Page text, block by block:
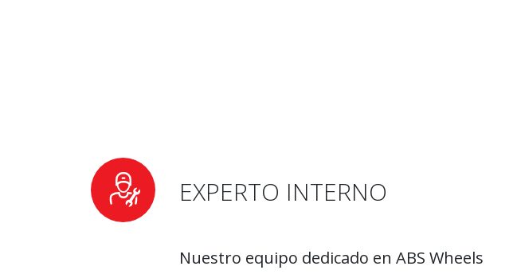
EXPERTO INTERNO
Nuestro equipo dedicado en ABS Wheels